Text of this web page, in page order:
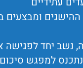
ומבצעים
נשב יחד
למפגש